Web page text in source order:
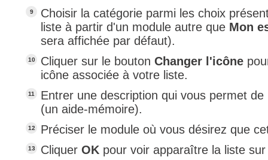
Choisir la catégorie parmi les choix
liste à partir d'un module autre que Mon
sera affichée par défaut).
Cliquer sur le bouton Changer l'icône
icône associée à votre liste​.
Entrer une description qui vous permet
(un aide-mémoire).
Préciser le module où vous désirez que
Cliquer OK pour voir apparaître la liste